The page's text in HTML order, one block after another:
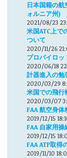
日本国籍の
ォルニア州)
2021/08/23
米国ATC上で
ついて
2020/11/26
プロパイロッ
2020/06/18
計器進入の勉
2020/03/29
米国での飛行
2020/03/07
FAA 航空身
2019/12/15
FAA 自家用
2019/12/15
FAA ATP取得
2019/11/10